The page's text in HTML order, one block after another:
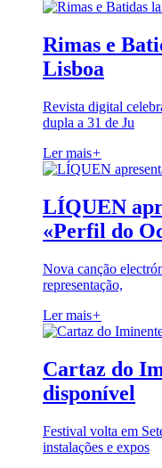
Rimas e
Lisboa
Revista digital
dupla a 31 de Ju
Ler mais+
LÍQUEN
«Perfil do
Nova canção
representação,
Ler mais+
Cartaz do
disponível
Festival volta em
instalações e expos